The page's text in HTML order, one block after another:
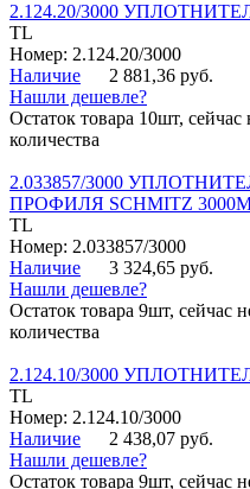
2.124.20/3000
TL
Номер: 2.124.20/3000
Наличие
2 881,36 руб.
Нашли дешевле?
Остаток товара 10шт, сейчас
количества
2.033857/3000
ПРОФИЛЯ SCHMITZ
TL
Номер: 2.033857/3000
Наличие
3 324,65 руб.
Нашли дешевле?
Остаток товара 9шт, сейчас
количества
2.124.10/3000
TL
Номер: 2.124.10/3000
Наличие
2 438,07 руб.
Нашли дешевле?
Остаток товара 9шт, сейчас